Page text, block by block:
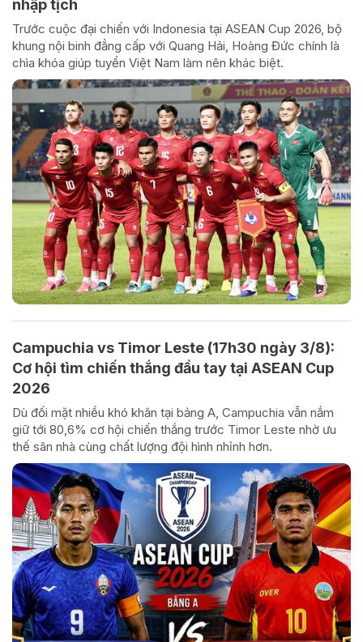
nhập tịch
Trước cuộc đại chiến với Indonesia tại ASEAN Cup 2026, bộ
khung nội binh đẳng cấp với Quang Hải, Hoàng Đức chính là
chìa khóa giúp tuyển Việt Nam làm nên khác biệt.
Campuchia vs Timor Leste (17h30 ngày 3/8):
Cơ hội tìm chiến thắng đầu tay tại ASEAN Cup
2026
Dù đối mặt nhiều khó khăn tại bảng A, Campuchia vẫn nắm
giữ tới 80,6% cơ hội chiến thắng trước Timor Leste nhờ ưu
thế sân nhà cùng chất lượng đội hình nhỉnh hơn.